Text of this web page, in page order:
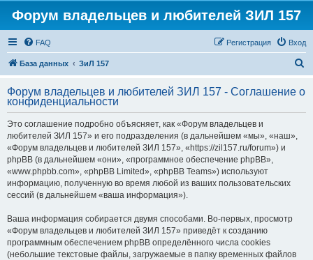
Форум владельцев и любителей ЗИЛ 157
FAQ Вход
Регистрация
База данных ЗиЛ 157
с
Форум владельцев и любителей ЗИЛ 157 - Соглашение о
конфиденциальности
Это соглашение подробно объясняет, как «Форум владельцев и
любителей ЗИЛ 157» и его подразделения (в дальнейшем «мы», «наш»,
«Форум владельцев и любителей ЗИЛ 157», «https://zil157.ru/forum») и
phpBB (в дальнейшем «они», «программное обеспечение phpBB»,
«www.phpbb.com», «phpBB Limited», «phpBB Teams») используют
информацию, полученную во время любой из ваших пользовательских
сессий (в дальнейшем «ваша информация»).
Ваша информация собирается двумя способами. Во-первых, просмотр
«Форум владельцев и любителей ЗИЛ 157» приведёт к созданию
программным обеспечением phpBB определённого числа cookies
(небольшие текстовые файлы, загружаемые в папку временных файлов